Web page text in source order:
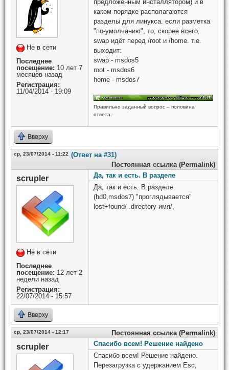
Не в сети
Последнее
посещение: 10 лет 7
месяцев назад
Регистрация:
11/04/2014 - 19:09
предложенным инсталлятором) и в
каком порядке располагаются
разделы для линукса. если разметка
"по-умолчанию", то, скорее всего,
swap идёт перед /root и /home. т.е.
выходит:
swap - msdos5
root - msdos6
home - msdos7
Правильно заданный вопрос – половина
ответа.
Вверху
ср, 23/07/2014 - 11:22 (Ответ на #31)
Постоянная ссылка (Permalink)
scrupler
Не в сети
Последнее
посещение: 12 лет 2
недели назад
Регистрация:
22/07/2014 - 15:57
Да, так и есть. В разделе
Да, так и есть. В разделе
(hd0,msdos7) "проглядывается"
lost+found/ .directory имя/,
Вверху
ср, 23/07/2014 - 12:17 Постоянная ссылка (Permalink)
scrupler
Спасибо всем! Решение найдено
Спасибо всем! Решение найдено.
Перезагрузка с удержанием Esc,